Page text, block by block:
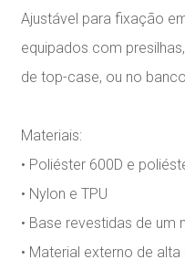
Ajustável para fixação
equipados com
de top-case, ou no
Materiais:
• Poliéster 600D e
• Nylon e TPU
• Base revestidas de um
• Material externo de